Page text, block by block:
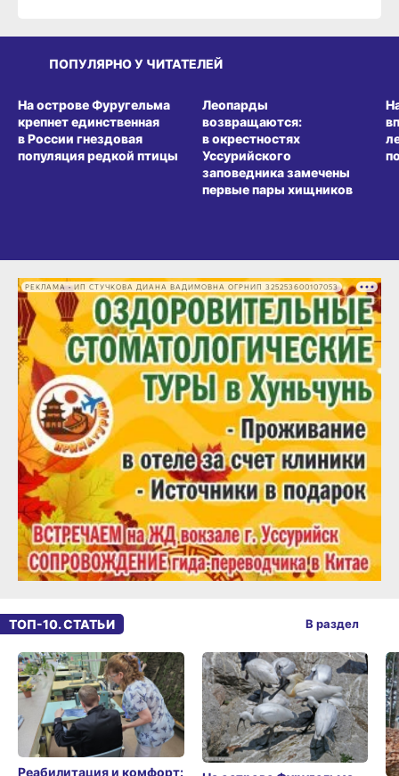
ПОПУЛЯРНО У ЧИТАТЕЛЕЙ
На острове Фуругельма
крепнет единственная
в России гнездовая
популяция редкой птицы
Леопарды
возвращаются:
в окрестностях
Уссурийского
заповедника замечены
первые пары хищников
РЕКЛАМА • ИП СТУЧКОВА ДИАНА ВАДИМОВНА ОГРНИП 325253600107053
ТОП-10. СТАТЬИ
Реабилитация и комфорт:
В раздел